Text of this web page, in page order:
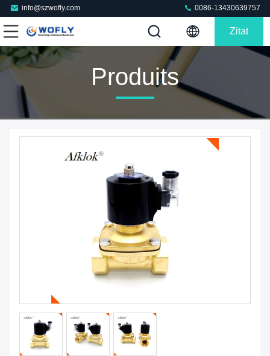
info@szwofly.com 0086-13430639757
Zitat
Produits